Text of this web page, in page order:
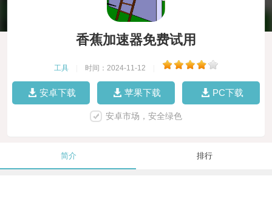
香蕉加速器免费试用
工具 时间：2024-11-12
安卓下载 苹果下载 PC下载
安卓市场，安全绿色
简介 排行